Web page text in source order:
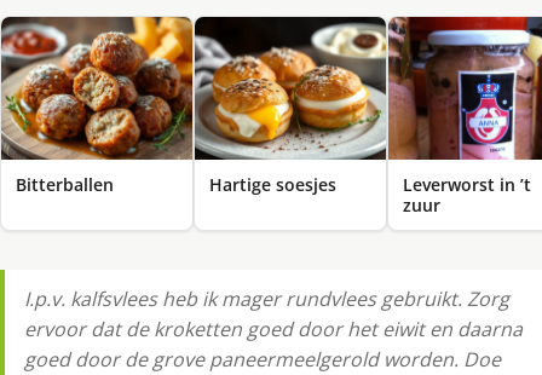
Bitterballen Hartige soesjes
Leverworst in ’t
zuur
I.p.v. kalfsvlees heb ik mager rundvlees gebruikt. Zorg
ervoor dat de kroketten goed door het eiwit en daarna
goed door de grove paneermeelgerold worden. Doe